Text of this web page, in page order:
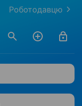
Роботодавцю